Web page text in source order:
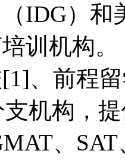
IDG）
训机构。
、前程
机构，
、